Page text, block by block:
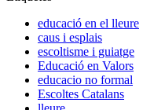
Actes